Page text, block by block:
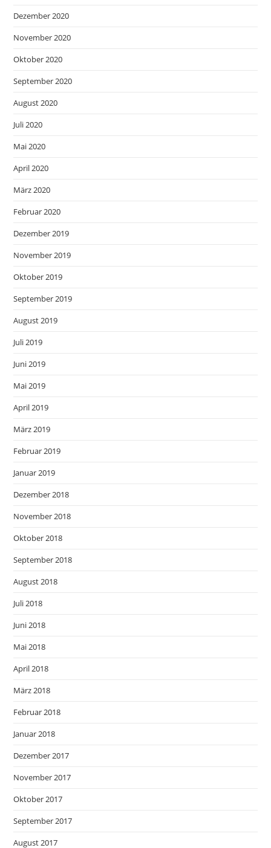
Dezember 2020
November 2020
Oktober 2020
September 2020
August 2020
Juli 2020
Mai 2020
April 2020
März 2020
Februar 2020
Dezember 2019
November 2019
Oktober 2019
September 2019
August 2019
Juli 2019
Juni 2019
Mai 2019
April 2019
März 2019
Februar 2019
Januar 2019
Dezember 2018
November 2018
Oktober 2018
September 2018
August 2018
Juli 2018
Juni 2018
Mai 2018
April 2018
März 2018
Februar 2018
Januar 2018
Dezember 2017
November 2017
Oktober 2017
September 2017
August 2017